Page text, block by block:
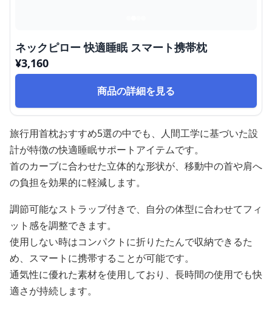
ネックピロー 快適睡眠 スマート携帯枕
¥3,160
商品の詳細を見る
旅行用首枕おすすめ5選の中でも、人間工学に基づいた設
計が特徴の快適睡眠サポートアイテムです。
首のカーブに合わせた立体的な形状が、移動中の首や肩へ
の負担を効果的に軽減します。
調節可能なストラップ付きで、自分の体型に合わせてフィ
ット感を調整できます。
使用しない時はコンパクトに折りたたんで収納できるた
め、スマートに携帯することが可能です。
通気性に優れた素材を使用しており、長時間の使用でも快
適さが持続します。